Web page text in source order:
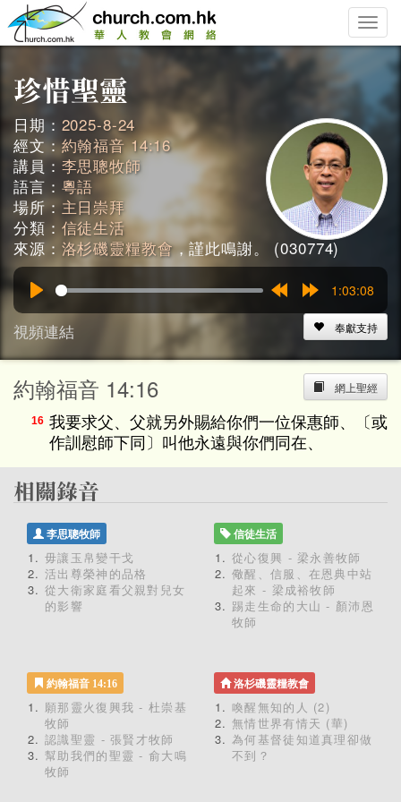
Toggle
日期： 2025-8-24
經文：約翰福音 14:16
講員：李思聰牧師
語言： 粵語
場所： 主日崇拜
分類： 信徒生活
來源： 洛杉磯靈糧教會，謹此鳴謝。 (030774)
15s
1:03:08
視頻連結 奉獻支持
網上聖經
約翰福音 14:16
16 我要求父、父就另外賜給你們一位保惠師、〔或
作訓慰師下同〕叫他永遠與你們同在、
李思聰牧師
毋讓玉帛變干戈
活出尊榮神的品格
從大衛家庭看父親對兒女
的影響
信徒生活
從心復興 - 梁永善牧師
儆醒、信服、在恩典中站
起來 - 梁成裕牧師
踢走生命的大山 - 顏沛恩
牧師
約翰福音 14:16
願那靈火復興我 - 杜崇基
牧師
認識聖靈 - 張賢才牧師
幫助我們的聖靈 - 俞大鳴
牧師
洛杉磯靈糧教會
喚醒無知的人 (2)
無情世界有情天 (華)
為何基督徒知道真理卻做
不到？